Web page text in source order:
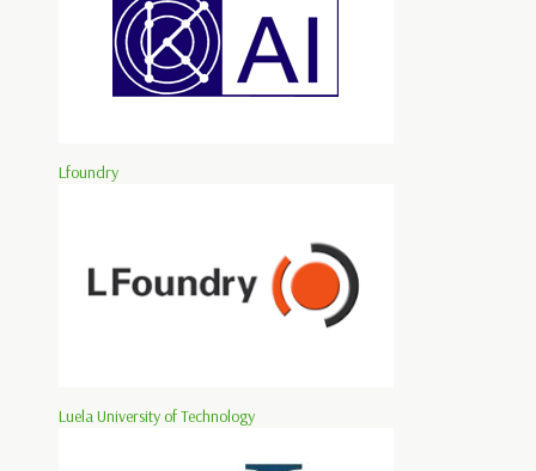
Lfoundry
Luela University of Technology